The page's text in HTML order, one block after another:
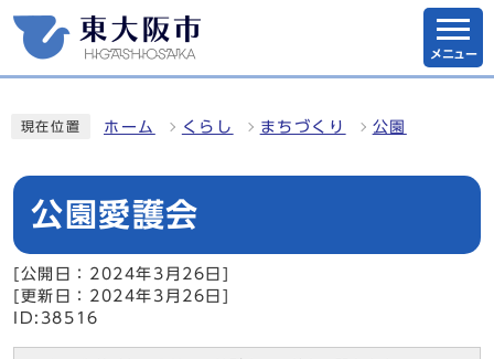
メニュー
現在位置 ホーム くらし まちづくり 公園
公園愛護会
[公開日：2024年3月26日]
[更新日：2024年3月26日]
ID:38516